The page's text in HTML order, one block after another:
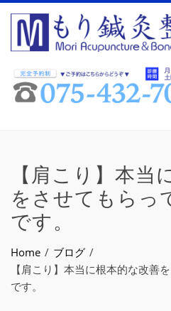
【肩こり】本当
をさせてもらっ
です。
Home
ブログ
【肩こり】本当に根本的な改善
です。